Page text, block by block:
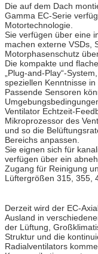
Die auf dem Dach
Gamma EC-Serie
Motortechnologie.
Sie verfügen über eine
machen externe VSDs,
Motorphasenschutz
Die kompakte und
„Plug-and-Play“-
speziellen Kenntnisse
Passende Sensoren
Ventilator Echtzeit-
Mikroprozessor des
und so die
Bereichs anpassen.
Sie eignen sich für
verfügen über ein
Zugang für Reinigung
Lüftergrößen 315, 355,
Derzeit wird der EC-
Ausland in
der Lüftung,
Struktur und die
Radialventilators